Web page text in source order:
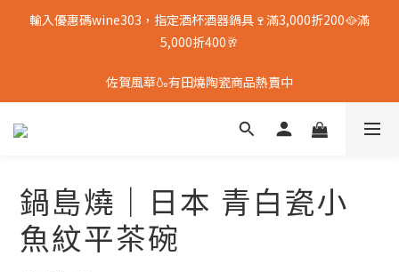
輸入優惠碼wine303，指定酒杯酒器鍋具🍷滿3,000折200🥘滿
5,000折400🥂
佐賀風華🍶有田燒陶瓷商品熱賣中
鍋島燒｜日本 青白瓷小
魚紋平茶碗